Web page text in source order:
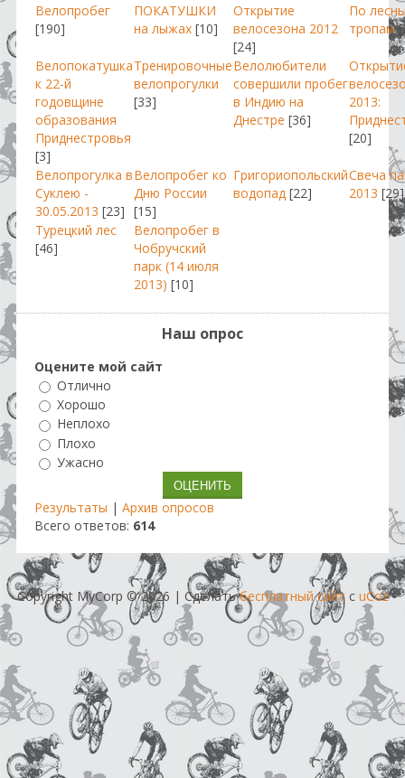
Велопробег
[190]
ПОКАТУШКИ
на лыжах [10]
Открытие
велосезона 2012
[24]
По
тропам
Велопокатушка
к 22-й
годовщине
образования
Приднестровья
[3]
Тренировочные
велопрогулки
[33]
Велолюбители
совершили пробег
в Индию на
Днестре [36]
2013:
[20]
Велопрогулка в
Суклею -
30.05.2013 [23]
Велопробег ко
Дню России
[15]
Григориопольский
водопад [22]
Свеча
2013 [29]
Турецкий лес
[46]
Велопробег в
Чобручский
парк (14 июля
2013) [10]
Наш опрос
Оцените мой сайт
Отлично
Хорошо
Неплохо
Плохо
Ужасно
Результаты | Архив опросов
Всего ответов: 614
Copyright MyCorp © 2026 | Сделатьбесплатный сайтс uCoz